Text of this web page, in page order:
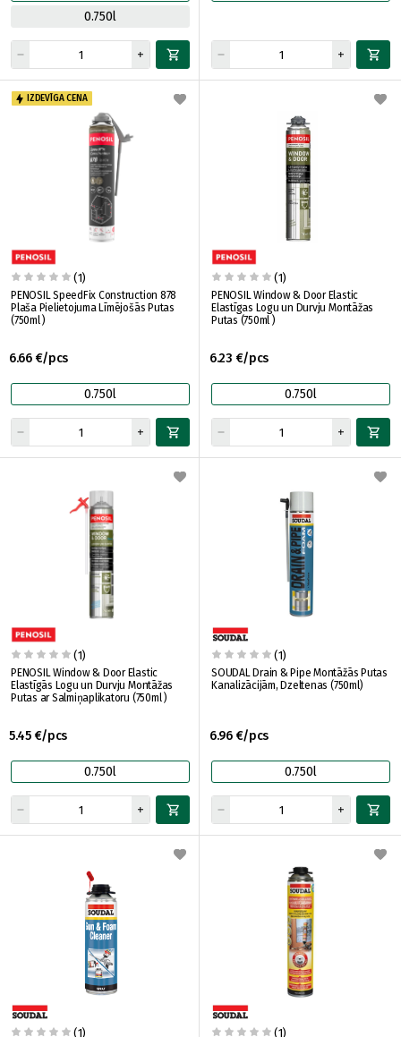
0.750l
IZDEVĪGA CENA
(1)
PENOSIL SpeedFix Construction 878
Plaša Pielietojuma Līmējošās Putas
(750ml )
6.66 €/pcs
0.750l
(1)
PENOSIL Window & Door Elastic
Elastīgas Logu un Durvju Montāžas
Putas (750ml )
6.23 €/pcs
0.750l
(1)
PENOSIL Window & Door Elastic
Elastīgās Logu un Durvju Montāžas
Putas ar Salmiņaplikatoru (750ml )
5.45 €/pcs
0.750l
(1)
SOUDAL Drain & Pipe Montāžās Putas
Kanalizācijām, Dzeltenas (750ml)
6.96 €/pcs
0.750l
(1) (1)